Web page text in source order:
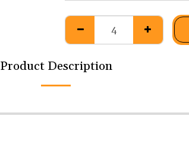
Product Description